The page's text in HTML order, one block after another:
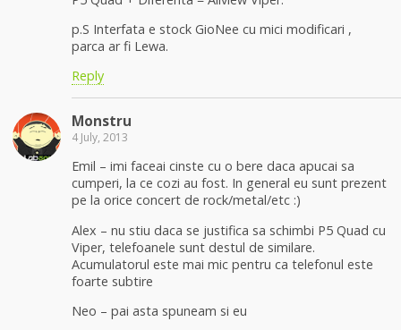
p.S Interfata e stock GioNee cu mici modificari ,
parca ar fi Lewa.
Reply
Monstru
4 July, 2013
Emil – imi faceai cinste cu o bere daca apucai sa
cumperi, la ce cozi au fost. In general eu sunt prezent
pe la orice concert de rock/metal/etc :)
Alex – nu stiu daca se justifica sa schimbi P5 Quad cu
Viper, telefoanele sunt destul de similare.
Acumulatorul este mai mic pentru ca telefonul este
foarte subtire
Neo – pai asta spuneam si eu